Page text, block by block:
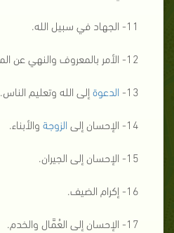
11- الجهاد في سبيل الله.
12- الأمر بالمعروف والنهي عن المنكر.
13- الدعوة إلى الله وتعليم الناس.
14- الإحسان إلى الزوجة والأبناء.
15- الإحسان إلى الجيران.
16- إكرام الضيف.
17- الإحسان إلى العُمَّال والخدم.